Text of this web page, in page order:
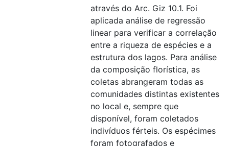
através do Arc. Giz 10.1. Foi
aplicada análise de regressão
linear para verificar a correlação
entre a riqueza de espécies e a
estrutura dos lagos. Para análise
da composição florística, as
coletas abrangeram todas as
comunidades distintas existentes
no local e, sempre que
disponível, foram coletados
indivíduos férteis. Os espécimes
foram fotografados e